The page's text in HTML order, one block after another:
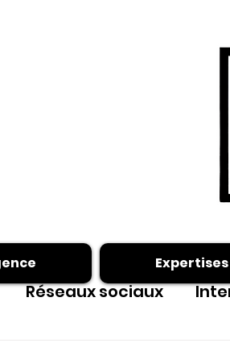
Réseaux sociaux
Expertises